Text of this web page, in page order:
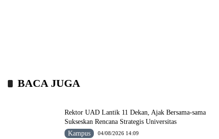
BACA JUGA
Rektor UAD Lantik 11 Dekan, Ajak Bersama-sama
Sukseskan Rencana Strategis Universitas
Kampus
04/08/2026 14:09